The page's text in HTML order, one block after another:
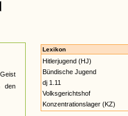
den
Lexikon
Hitlerjugend (HJ)
Bündische Jugend
dj 1.11
Volksgerichtshof
Konzentrationslager (KZ)